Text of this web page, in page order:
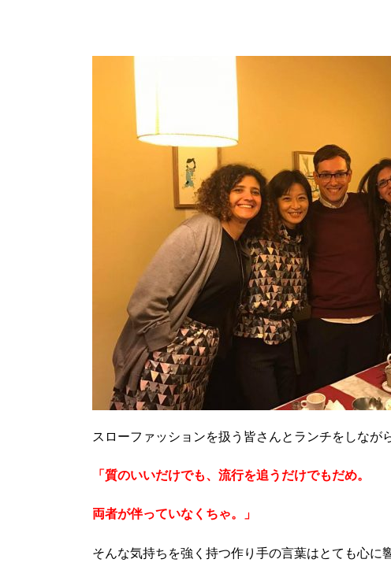
スローファッションを扱う皆さんとランチをしなが
「質のいいだけでも、流行を追うだけでもだめ。
両者が伴っていなくちゃ。」
そんな気持ちを強く持つ作り手の言葉はとても心に